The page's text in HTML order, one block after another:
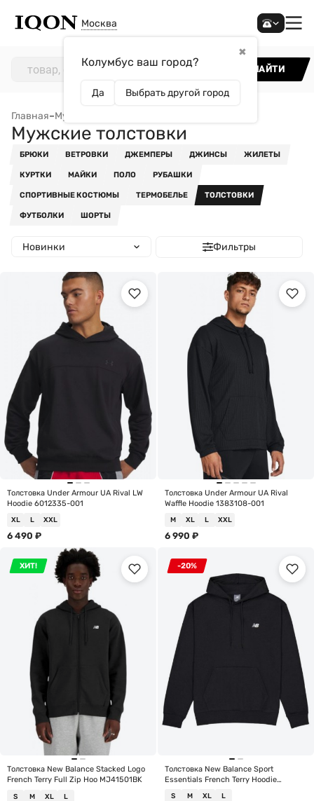
Москва
✖
Колумбус ваш город?
Да Выбрать другой город
НАЙТИ
Главная–Мужчинам
Мужские толстовки
БРЮКИ ВЕТРОВКИ ДЖЕМПЕРЫ ДЖИНСЫ ЖИЛЕТЫ
КУРТКИ МАЙКИ ПОЛО РУБАШКИ
СПОРТИВНЫЕ КОСТЮМЫ ТЕРМОБЕЛЬЕ ТОЛСТОВКИ
ФУТБОЛКИ ШОРТЫ
Новинки Фильтры
Толстовка Under Armour UA Rival LW
Hoodie 6012335-001
XL L XXL
6 490 ₽
Толстовка Under Armour UA Rival
Waffle Hoodie 1383108-001
M XL L XXL
6 990 ₽
ХИТ!
Толстовка New Balance Stacked Logo
French Terry Full Zip Hoo MJ41501BK
S M XL L
-20%
Толстовка New Balance Sport
Essentials French Terry Hoodie
S M XL L